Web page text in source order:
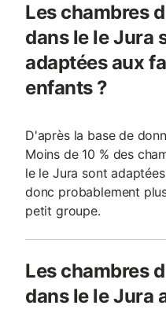
Les chambres
dans le le Jura
adaptées aux
enfants ?
D'après la base de
Moins de 10 % des
le le Jura sont
donc probablement
petit groupe.
Les chambres
dans le le Jura